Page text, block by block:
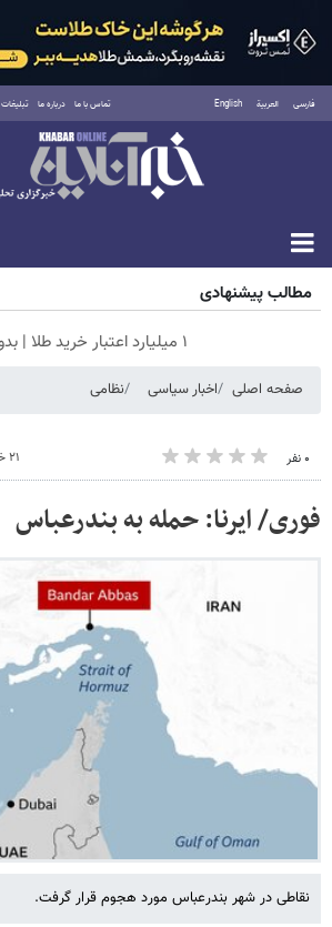
فارسی العربية English تماس با ما درباره ما تبلیغات
جمعه ۱۶ مرداد ۱۴۰۵
مطالب پیشنهادی
۱ میلیارد اعتبار خرید طلا | بدون ضامن و چک
صفحه اصلی اخبار سیاسی نظامی
۰ نفر ۲۱ خرداد ۱۴۰۵ - ۰۱:۳۳
فوری/ ایرنا: حمله به بندرعباس
نقاطی در شهر بندرعباس مورد هجوم قرار گرفت.